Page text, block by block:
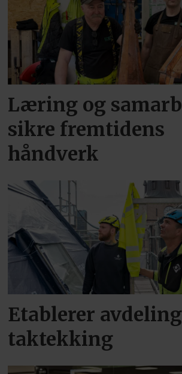
Læring og
sikre fremtidens
håndverk
Etablerer
taktekking